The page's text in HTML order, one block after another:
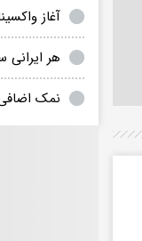
آغاز
هر ایرانی سالانه ۳۲
نمک